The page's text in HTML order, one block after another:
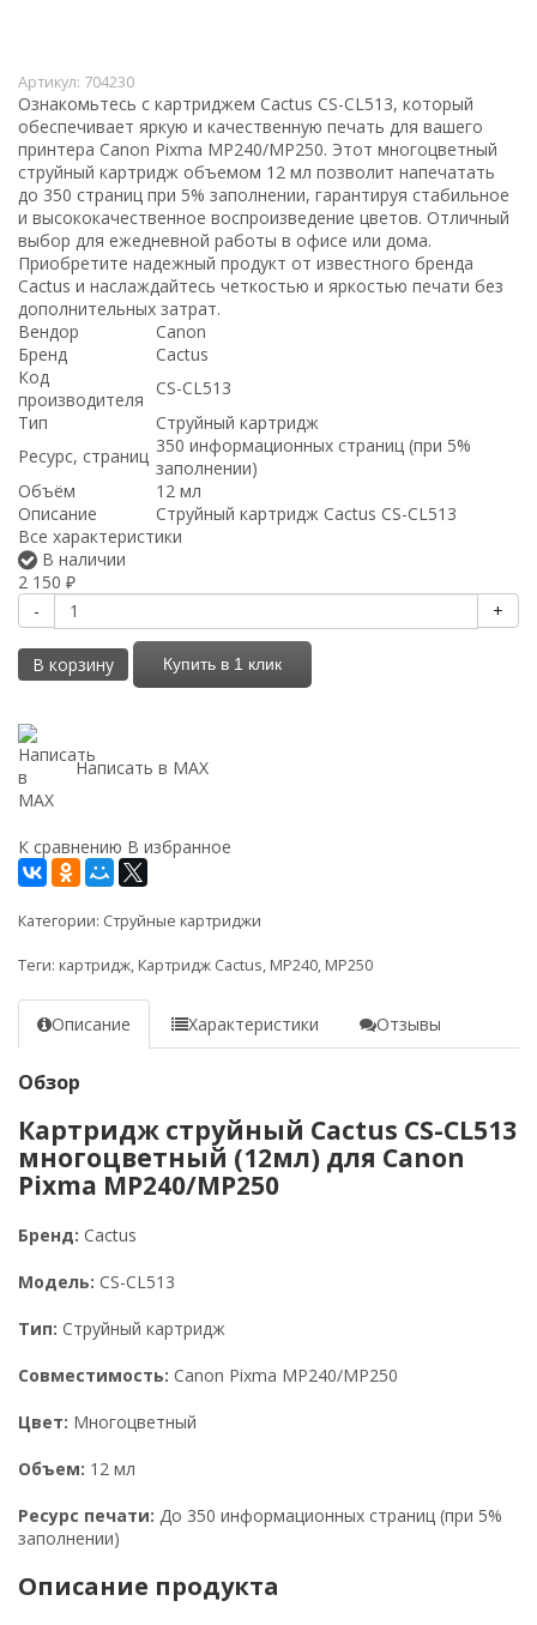
Артикул: 704230
Ознакомьтесь с картриджем Cactus CS-CL513, который
обеспечивает яркую и качественную печать для вашего
принтера Canon Pixma MP240/MP250. Этот многоцветный
струйный картридж объемом 12 мл позволит напечатать
до 350 страниц при 5% заполнении, гарантируя стабильное
и высококачественное воспроизведение цветов. Отличный
выбор для ежедневной работы в офисе или дома.
Приобретите надежный продукт от известного бренда
Cactus и наслаждайтесь четкостью и яркостью печати без
дополнительных затрат.
Вендор
Canon
Бренд
Cactus
Код
производителя
CS-CL513
Тип
Струйный картридж
Ресурс, страниц 350 информационных страниц (при 5%
заполнении)
Объём
12 мл
Описание
Струйный картридж Cactus CS-CL513
Все характеристики
В наличии
2 150 ₽
- +
В корзину Купить в 1 клик
Написать в MAX
К сравнению В избранное
Категории: Струйные картриджи
Теги: картридж, Картридж Cactus, MP240, MP250
Описание Характеристики Отзывы
Обзор
Картридж струйный Cactus CS-CL513
многоцветный (12мл) для Canon
Pixma MP240/MP250
Бренд: Cactus
Модель: CS-CL513
Тип: Струйный картридж
Совместимость: Canon Pixma MP240/MP250
Цвет: Многоцветный
Объем: 12 мл
Ресурс печати: До 350 информационных страниц (при 5%
заполнении)
Описание продукта